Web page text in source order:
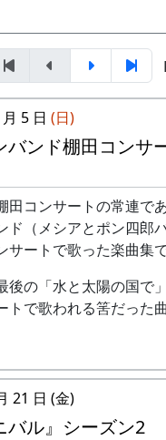
5 日 (日)
バンド棚田コンサ
田コンサートの常連で
ド（メシアとポン四郎バ
サートで歌った楽曲集で
後の「水と太陽の国で
トで歌われる筈だった
棚田コンサートが歌われ
んでした。
た ～ふるさと加美
21 日 (金)
バル』シーズン2